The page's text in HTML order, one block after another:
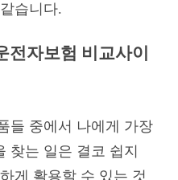
습니다.
전자보험 비교사이
들 중에서 나에게 가장
찾는 일은 결코 쉽지
게 활용할 수 있는 것